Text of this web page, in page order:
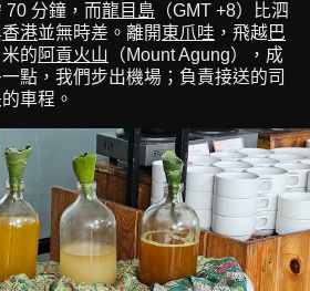
70 分鐘，而龍目島 （GMT +8）比泗
香港並無時差。離開東爪哇 ，飛越巴
的 阿貢火山 （Mount Agung），成
點，我們步出機場；負責接送的司
車程。